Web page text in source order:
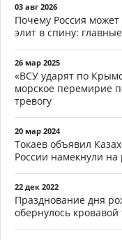
03 авг 2026
Почему Россия
элит в спину:
26 мар 2025
«ВСУ ударят по
морское перемирие
тревогу
20 мар 2024
Токаев объявил
России намекнули на
22 дек 2022
Празднование дня
обернулось кровавой